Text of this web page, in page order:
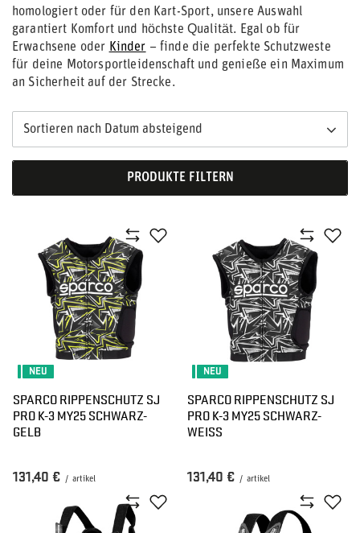
homologiert oder für den Kart-Sport, unsere Auswahl
garantiert Komfort und höchste Qualität. Egal ob für
Erwachsene oder Kinder – finde die perfekte Schutzweste
für deine Motorsportleidenschaft und genieße ein Maximum
an Sicherheit auf der Strecke.
Sortieren nach Datum absteigend
PRODUKTE FILTERN
NEU
SPARCO RIPPENSCHUTZ SJ
PRO K-3 MY25 SCHWARZ-
GELB
131,40 € / artikel
NEU
SPARCO RIPPENSCHUTZ SJ
PRO K-3 MY25 SCHWARZ-
WEISS
131,40 € / artikel